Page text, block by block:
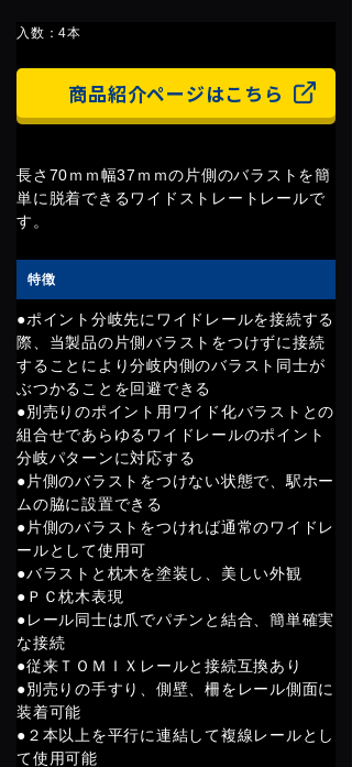
入数：4本
商品紹介ページはこちら
長さ70ｍｍ幅37ｍｍの片側のバラストを簡
単に脱着できるワイドストレートレールで
す。
特徴
●ポイント分岐先にワイドレールを接続する
際、当製品の片側バラストをつけずに接続
することにより分岐内側のバラスト同士が
ぶつかることを回避できる
●別売りのポイント用ワイド化バラストとの
組合せであらゆるワイドレールのポイント
分岐パターンに対応する
●片側のバラストをつけない状態で、駅ホー
ムの脇に設置できる
●片側のバラストをつければ通常のワイドレ
ールとして使用可
●バラストと枕木を塗装し、美しい外観
●ＰＣ枕木表現
●レール同士は爪でパチンと結合、簡単確実
な接続
●従来ＴＯＭＩＸレールと接続互換あり
●別売りの手すり、側壁、柵をレール側面に
装着可能
●２本以上を平行に連結して複線レールとし
て使用可能